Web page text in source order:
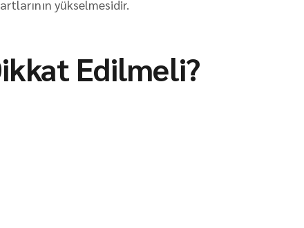
yükselmesidir.
Edilmeli?